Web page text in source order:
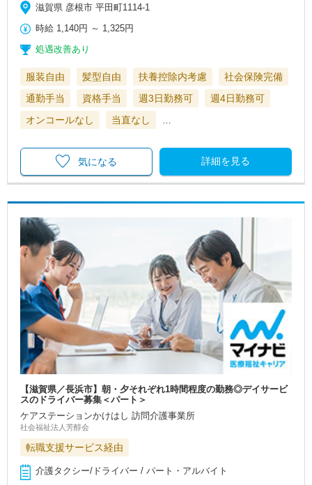
滋賀県 彦根市 平田町1114-1
時給 1,140円 ～ 1,325円
処遇改善あり
服装自由 髪型自由 扶養控除内考慮
社会保険完備
通勤手当
資格手当 週3日勤務可
週4日勤務可
オンコールなし
当直なし …
詳細を見る
気になる
【滋賀県／長浜市】朝・夕それぞれ1時間程度の勤務◎デイサービ
スのドライバー募集＜パート＞
ケアステーションかけはし 訪問介護事業所
社会福祉法人芳醇会
転職支援サービス経由
介護タクシー/ドライバー / パート・アルバイト